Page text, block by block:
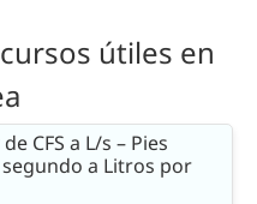
útiles en
CFS a L/s – Pies
a Litros por